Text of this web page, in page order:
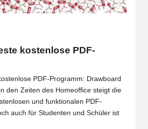
kostenlose PDF-
PDF-Programm: Drawboard
den Zeiten des Homeoffice steigt die
und funktionalen PDF-
auch für Studenten und Schüler ist